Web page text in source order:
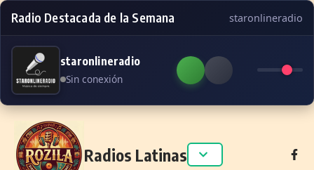
Radio Destacada de la Semana staronlineradio
staronlineradio
Sin conexión
Skip to content
Radios Latinas